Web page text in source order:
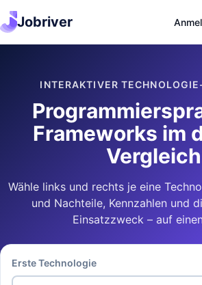
Jobriver
INTERAKTIVER
Frameworks im
Vergleich
Wähle links und rechts je eine
und Nachteile, Kennzahlen und
Einsatzzweck – auf
Erste Technologie